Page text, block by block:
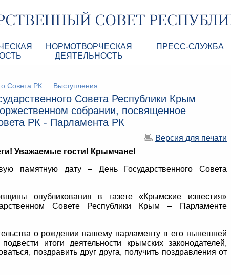
Крым
экспертиза
НОРМОТВОРЧЕСКАЯ
ДЕЯТЕЛЬНОСТЬ
Повестки дня
Aкты Президиума ГС РК
Проекты нормативных правовых и иных актов ГС
ПРЕСС-СЛУЖБА
Фотогалерея
Контакты пресс-службы
Совета РК Выступления
Совета Республики Крым
собрании, посвященное
РК - Парламента РК
Версия для печати
Уважаемые гости! Крымчане!
памятную дату – День Государственного Совета
опубликования в газете «Крымские известия»
Совете Республики Крым – Парламенте
о рождении нашему парламенту в его нынешней
итоги деятельности крымских законодателей,
поздравить друг друга, получить поздравления от